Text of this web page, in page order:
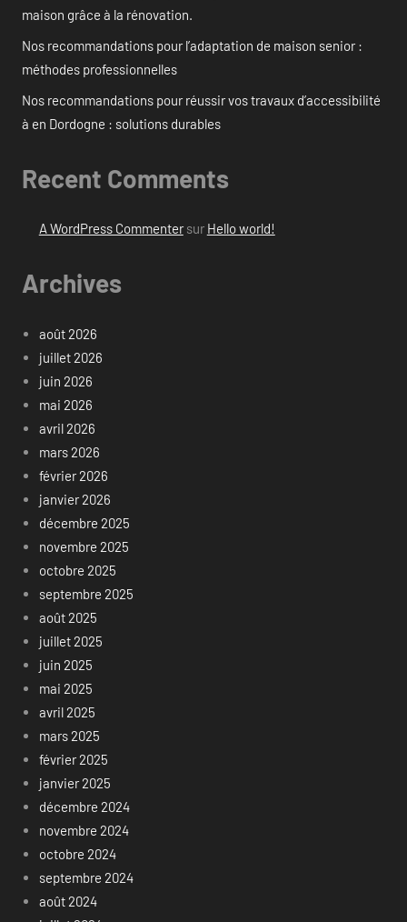
maison grâce à la rénovation.
Nos recommandations pour l’adaptation de maison senior :
méthodes professionnelles
Nos recommandations pour réussir vos travaux d’accessibilité
à en Dordogne : solutions durables
Recent Comments
A WordPress Commentersur Hello world!
Archives
août 2026
juillet 2026
juin 2026
mai 2026
avril 2026
mars 2026
février 2026
janvier 2026
décembre 2025
novembre 2025
octobre 2025
septembre 2025
août 2025
juillet 2025
juin 2025
mai 2025
avril 2025
mars 2025
février 2025
janvier 2025
décembre 2024
novembre 2024
octobre 2024
septembre 2024
août 2024